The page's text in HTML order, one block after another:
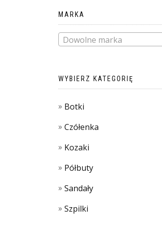
MARKA
Dowolne marka
WYBIERZ KATEGORIĘ
Botki
Czółenka
Kozaki
Półbuty
Sandały
Szpilki